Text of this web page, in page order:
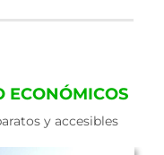
ECONÓMICOS
y accesibles